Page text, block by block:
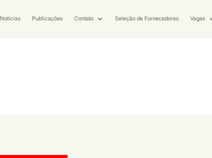
Notícias Publicações Contato Seleção de Fornecedores Vagas